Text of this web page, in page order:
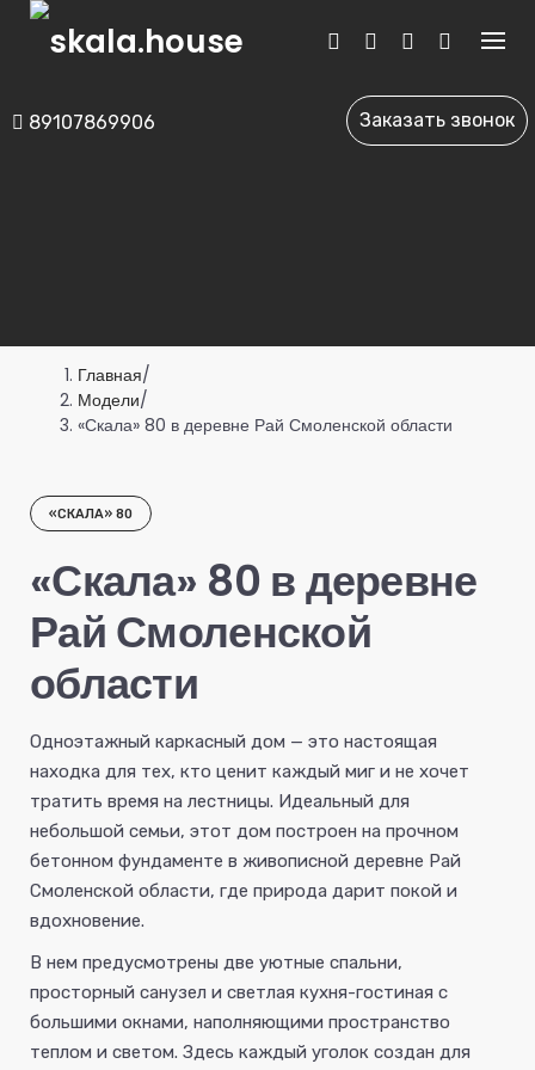
Заказать звонок
89107869906
Главная/
Модели/
«Скала» 80 в деревне Рай Смоленской области
«СКАЛА» 80
«Скала» 80 в деревне
Рай Смоленской
области
Одноэтажный каркасный дом — это настоящая
находка для тех, кто ценит каждый миг и не хочет
тратить время на лестницы. Идеальный для
небольшой семьи, этот дом построен на прочном
бетонном фундаменте в живописной деревне Рай
Смоленской области, где природа дарит покой и
вдохновение.
В нем предусмотрены две уютные спальни,
просторный санузел и светлая кухня-гостиная с
большими окнами, наполняющими пространство
теплом и светом. Здесь каждый уголок создан для